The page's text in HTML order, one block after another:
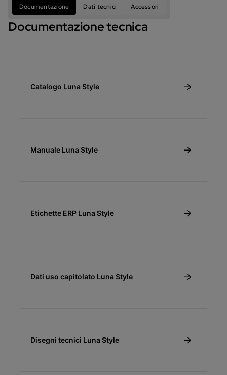
Documentazione Dati tecnici Accessori
Documentazione tecnica
Catalogo Luna Style
Manuale Luna Style
Etichette ERP Luna Style
Dati uso capitolato Luna Style
Disegni tecnici Luna Style